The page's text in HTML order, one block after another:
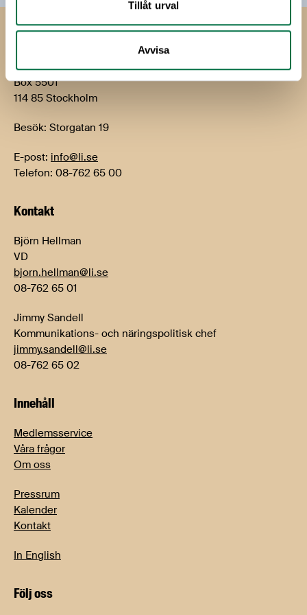
Tillåt urval
Avvisa
Livsmedels­företagen
Livsmedelsföretagen
Box 5501
114 85 Stockholm
Besök: Storgatan 19
E-post: info@li.se
Telefon: 08-762 65 00
Kontakt
Björn Hellman
VD
bjorn.hellman@li.se
08-762 65 01
Jimmy Sandell
Kommunikations- och näringspolitisk chef
jimmy.sandell@li.se
08-762 65 02
Innehåll
Medlemsservice
Våra frågor
Om oss
Pressrum
Kalender
Kontakt
In English
Följ oss